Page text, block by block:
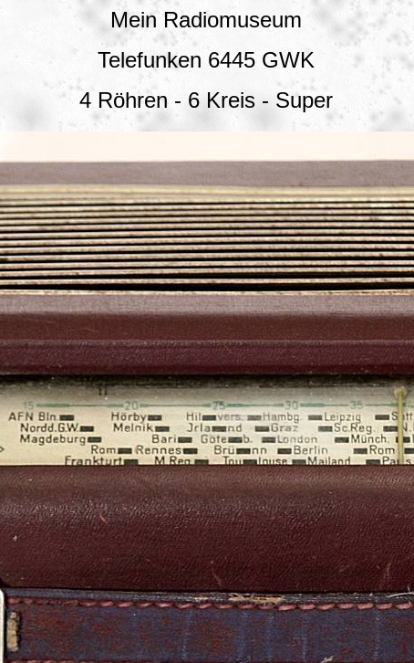
Mein Radiomuseum
Telefunken 6445 GWK
4 Röhren - 6 Kreis - Super